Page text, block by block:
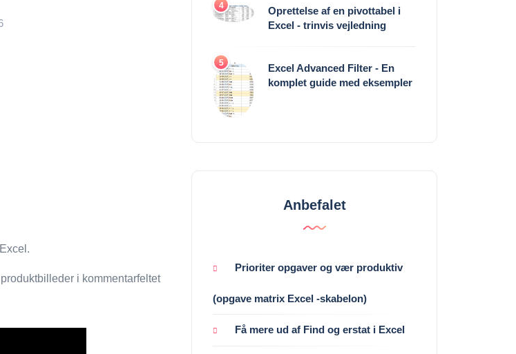
i kommentarfeltet
4
Oprettelse af en pivottabel i
Excel - trinvis vejledning
5
Excel Advanced Filter - En
komplet guide med eksempler
Anbefalet
Prioriter opgaver og vær produktiv
(opgave matrix Excel -skabelon)
Få mere ud af Find og erstat i Excel